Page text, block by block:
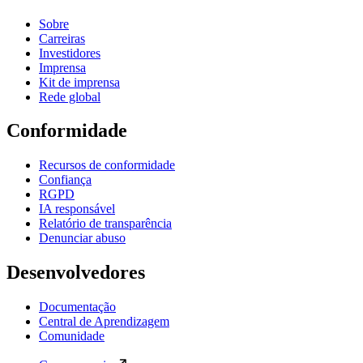
Sobre
Carreiras
Investidores
Imprensa
Kit de imprensa
Rede global
Conformidade
Recursos de conformidade
Confiança
RGPD
IA responsável
Relatório de transparência
Denunciar abuso
Desenvolvedores
Documentação
Central de Aprendizagem
Comunidade